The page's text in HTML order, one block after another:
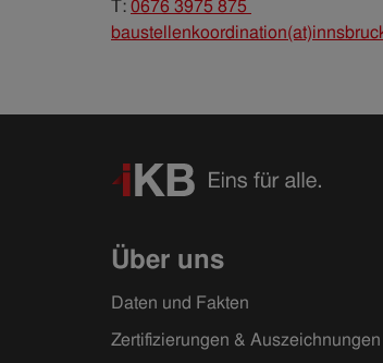
T:0676 3975 875
Über uns
Daten und Fakten
Zertifizierungen & Auszeichnungen